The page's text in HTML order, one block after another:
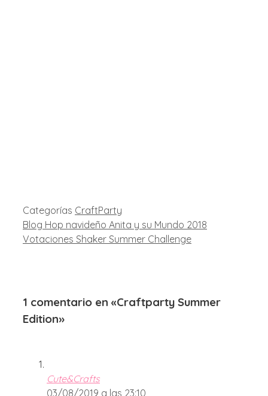
Categorías CraftParty
Blog Hop navideño Anita y su Mundo 2018
Votaciones Shaker Summer Challenge
1 comentario en «Craftparty Summer
Edition»
Cute&Crafts
03/08/2019 a las 23:10